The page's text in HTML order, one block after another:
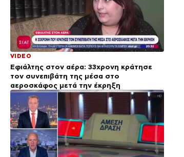
VIDEO
Εφιάλτης στον αέρα: 33χρονη κράτησε
τον συνεπιβάτη της μέσα στο
αεροσκάφος μετά την έκρηξη